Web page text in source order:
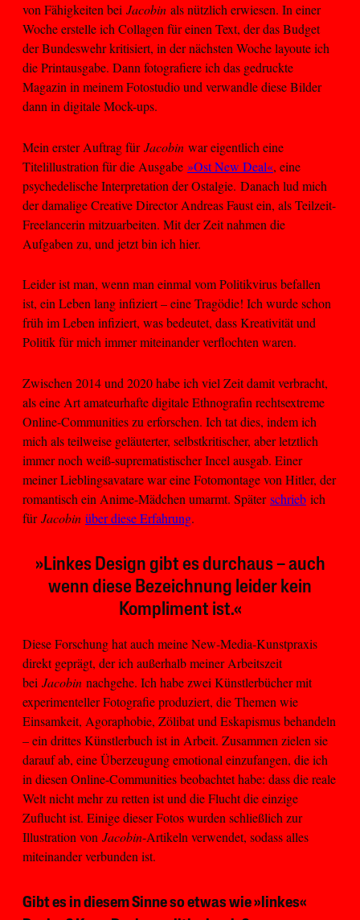
von Fähigkeiten bei Jacobin als nützlich erwiesen. In einer
Woche erstelle ich Collagen für einen Text, der das Budget
der Bundeswehr kritisiert, in der nächsten Woche layoute ich
die Printausgabe. Dann fotografiere ich das gedruckte
Magazin in meinem Fotostudio und verwandle diese Bilder
dann in digitale Mock-ups.
Mein erster Auftrag fürJacobin war eigentlich eine
Titelillustration für die Ausgabe »Ost New Deal«, eine
psychedelische Interpretation der Ostalgie. Danach lud mich
der damalige Creative Director Andreas Faust ein, als Teilzeit-
Freelancerin mitzuarbeiten. Mit der Zeit nahmen die
Aufgaben zu, und jetzt bin ich hier.
Leider ist man, wenn man einmal vom Politikvirus befallen
ist, ein Leben lang infiziert – eine Tragödie! Ich wurde schon
früh im Leben infiziert, was bedeutet, dass Kreativität und
Politik für mich immer miteinander verflochten waren.
Zwischen 2014 und 2020 habe ich viel Zeit damit verbracht,
als eine Art amateurhafte digitale Ethnografin rechtsextreme
Online-Communities zu erforschen. Ich tat dies, indem ich
mich als teilweise geläuterter, selbstkritischer, aber letztlich
immer noch weiß-suprematistischer Incel ausgab. Einer
meiner Lieblingsavatare war eine Fotomontage von Hitler, der
romantisch ein Anime-Mädchen umarmt. Späterschrieb ich
fürJacobin über diese Erfahrung.
»Linkes Design gibt es durchaus – auch
wenn diese Bezeichnung leider kein
Kompliment ist.«
Diese Forschung hat auch meine New-Media-Kunstpraxis
direkt geprägt, der ich außerhalb meiner Arbeitszeit
bei Jacobin nachgehe. Ich habe zwei Künstlerbücher mit
experimenteller Fotografie produziert, die Themen wie
Einsamkeit, Agoraphobie, Zölibat und Eskapismus behandeln
– ein drittes Künstlerbuch ist in Arbeit. Zusammen zielen sie
darauf ab, eine Überzeugung emotional einzufangen, die ich
in diesen Online-Communities beobachtet habe: dass die reale
Welt nicht mehr zu retten ist und die Flucht die einzige
Zuflucht ist. Einige dieser Fotos wurden schließlich zur
Illustration von Jacobin-Artikeln verwendet, sodass alles
miteinander verbunden ist.
Gibt es in diesem Sinne so etwas wie »linkes«